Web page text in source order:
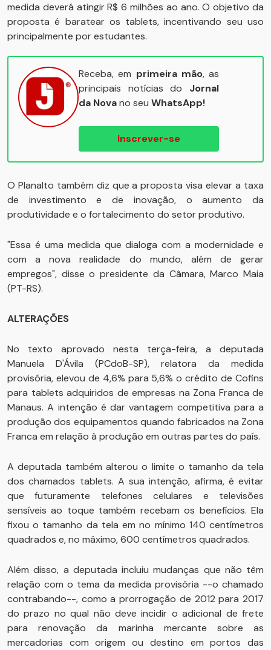
medida deverá atingir R$ 6 milhões ao ano. O objetivo da
proposta é baratear os tablets, incentivando seu uso
principalmente por estudantes.
Receba, em primeira mão, as
principais notícias do Jornal
da Novano seu WhatsApp!
Inscrever-se
O Planalto também diz que a proposta visa elevar a taxa
de investimento e de inovação, o aumento da
produtividade e o fortalecimento do setor produtivo.
"Essa é uma medida que dialoga com a modernidade e
com a nova realidade do mundo, além de gerar
empregos", disse o presidente da Câmara, Marco Maia
(PT-RS).
ALTERAÇÕES
No texto aprovado nesta terça-feira, a deputada
Manuela D'Ávila (PCdoB-SP), relatora da medida
provisória, elevou de 4,6% para 5,6% o crédito de Cofins
para tablets adquiridos de empresas na Zona Franca de
Manaus. A intenção é dar vantagem competitiva para a
produção dos equipamentos quando fabricados na Zona
Franca em relação à produção em outras partes do país.
A deputada também alterou o limite o tamanho da tela
dos chamados tablets. A sua intenção, afirma, é evitar
que futuramente telefones celulares e televisões
sensíveis ao toque também recebam os benefícios. Ela
fixou o tamanho da tela em no mínimo 140 centímetros
quadrados e, no máximo, 600 centímetros quadrados.
Além disso, a deputada incluiu mudanças que não têm
relação com o tema da medida provisória --o chamado
contrabando--, como a prorrogação de 2012 para 2017
do prazo no qual não deve incidir o adicional de frete
para renovação da marinha mercante sobre as
mercadorias com origem ou destino em portos das